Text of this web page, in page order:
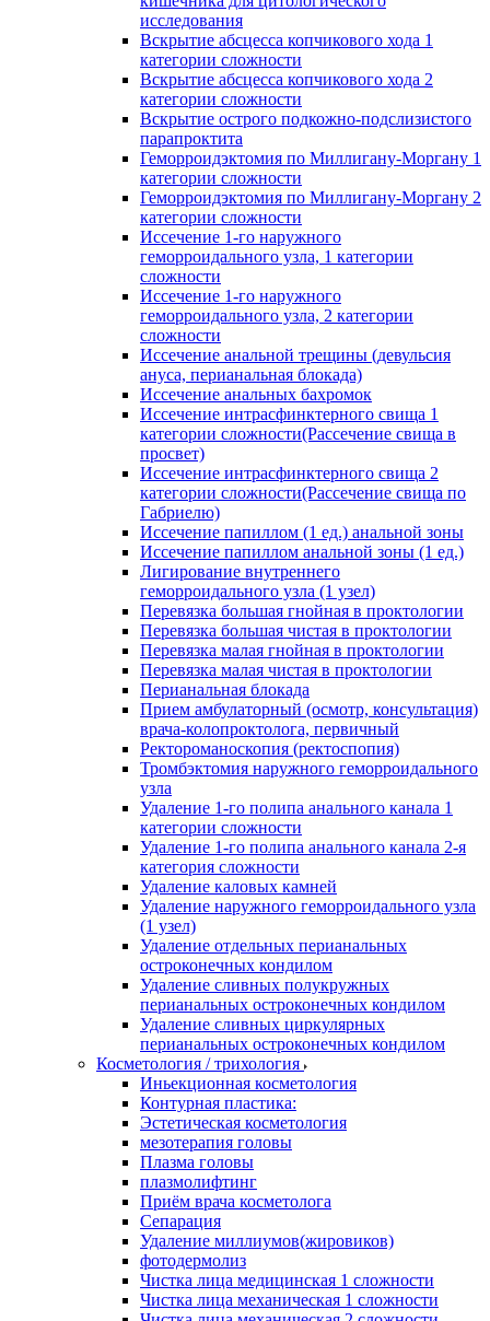
исследования
Вскрытие абсцесса копчикового хода 1
категории сложности
Вскрытие абсцесса копчикового хода 2
категории сложности
Вскрытие острого подкожно-подслизистого
парапроктита
Геморроидэктомия по Миллигану-Моргану 1
категории сложности
Геморроидэктомия по Миллигану-Моргану 2
категории сложности
Иссечение 1-го наружного
геморроидального узла, 1 категории
сложности
Иссечение 1-го наружного
геморроидального узла, 2 категории
сложности
Иссечение анальной трещины (девульсия
ануса, перианальная блокада)
Иссечение анальных бахромок
Иссечение интрасфинктерного свища 1
категории сложности(Рассечение свища в
просвет)
Иссечение интрасфинктерного свища 2
категории сложности(Рассечение свища по
Габриелю)
Иссечение папиллом (1 ед.) анальной зоны
Иссечение папиллом анальной зоны (1 ед.)
Лигирование внутреннего
геморроидального узла (1 узел)
Перевязка большая гнойная в проктологии
Перевязка большая чистая в проктологии
Перевязка малая гнойная в проктологии
Перевязка малая чистая в проктологии
Перианальная блокада
Прием амбулаторный (осмотр, консультация)
врача-колопроктолога, первичный
Ректороманоскопия (ректоспопия)
Тромбэктомия наружного геморроидального
узла
Удаление 1-го полипа анального канала 1
категории сложности
Удаление 1-го полипа анального канала 2-я
категория сложности
Удаление каловых камней
Удаление наружного геморроидального узла
(1 узел)
Удаление отдельных перианальных
остроконечных кондилом
Удаление сливных полукружных
перианальных остроконечных кондилом
Удаление сливных циркулярных
перианальных остроконечных кондилом
Косметология / трихология
Иньекционная косметология
Контурная пластика:
Эстетическая косметология
мезотерапия головы
Плазма головы
плазмолифтинг
Приём врача косметолога
Сепарация
Удаление миллиумов(жировиков)
фотодермолиз
Чистка лица медицинская 1 сложности
Чистка лица механическая 1 сложности